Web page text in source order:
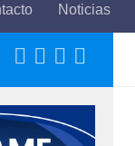
Noticias